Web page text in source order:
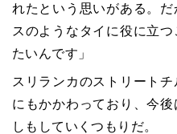
れたという思いがある。
スのようなタイに役に立
たいんです」
スリランカのストリート
にもかかわっており、今
しもしていくつもりだ。